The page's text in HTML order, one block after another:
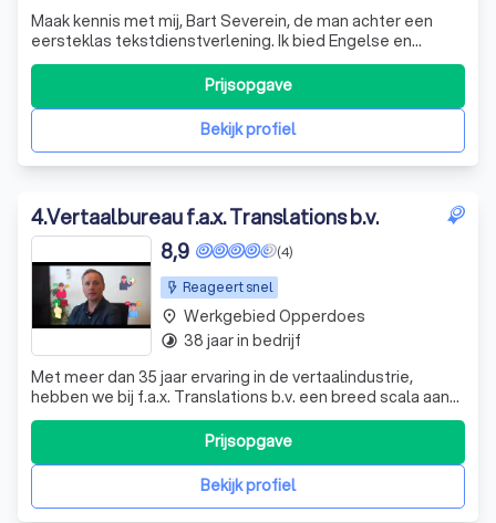
Maak kennis met mij, Bart Severein, de man achter een
eersteklas tekstdienstverlening. Ik bied Engelse en
Nederlandse vertaal- en proefleesdiensten, maar ook
transcripties en ondertiteling. Dit doe ik voor beide talen,
ik lever bijvoorbeeld zowel vertalingen uit het Engels naar
het Nederlands, als a
Bekijk profiel
Prijsopgave
4.Vertaalbureau f.a.x. Translations b.v.
Reageert snel
(4)
8,9
Met meer dan 35 jaar ervaring in de vertaalindustrie,
hebben we bij f.a.x. Translations b.v. een breed scala aan
klanten mogen helpen. Onze passie is om jouw
boodschap over te brengen in elke taal die je nodig hebt.
Of je nu een enkel woord of een groot project in 26
verschillende talen wilt vertale
Bekijk profiel
Prijsopgave
place Werkgebied Opperdoes
timelapse 38 jaar in bedrijf